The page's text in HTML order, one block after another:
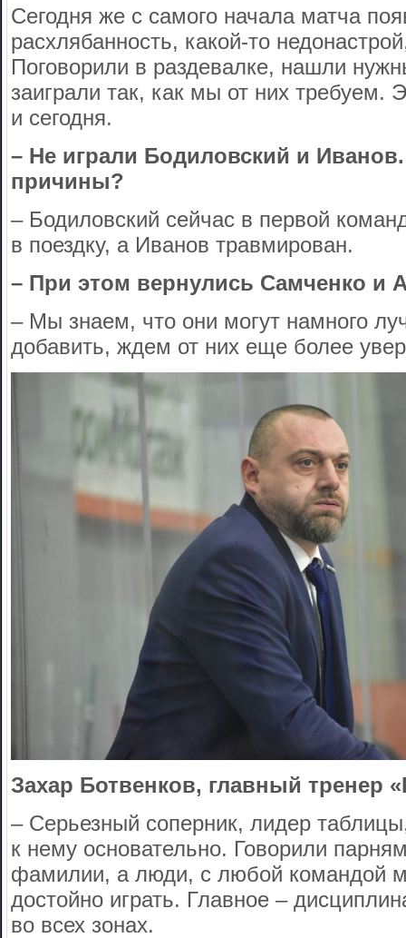
Сегодня же с самого начала матча
расхлябанность, какой-то
Поговорили в раздевалке, нашли
заиграли так, как мы от них требуем.
и сегодня.
– Не играли Бодиловский и
причины?
– Бодиловский сейчас в первой
в поездку, а Иванов травмирован.
– При этом вернулись Самченко и
– Мы знаем, что они могут намного
добавить, ждем от них еще более
Захар Ботвенков, главный тренер
– Серьезный соперник, лидер
к нему основательно. Говорили
фамилии, а люди, с любой командой
достойно играть. Главное –
во всех зонах.